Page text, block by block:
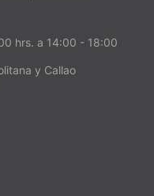
hrs. a 14:00 - 18:00
y Callao